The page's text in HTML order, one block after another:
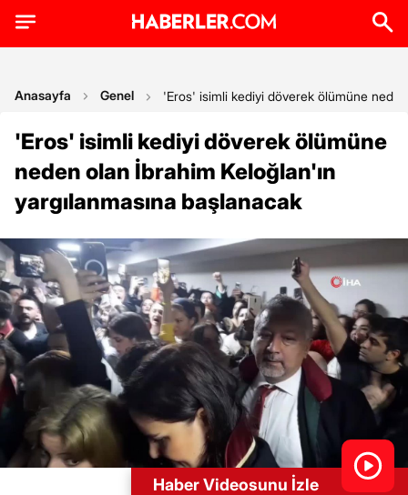
Anasayfa Genel 'Eros' isimli kediyi döverek ölümüne neden
'Eros' isimli kediyi döverek ölümüne
neden olan İbrahim Keloğlan'ın
yargılanmasına başlanacak
Haber Videosunu İzle